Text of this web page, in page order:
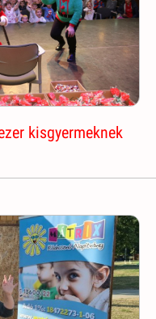
kisgyermeknek